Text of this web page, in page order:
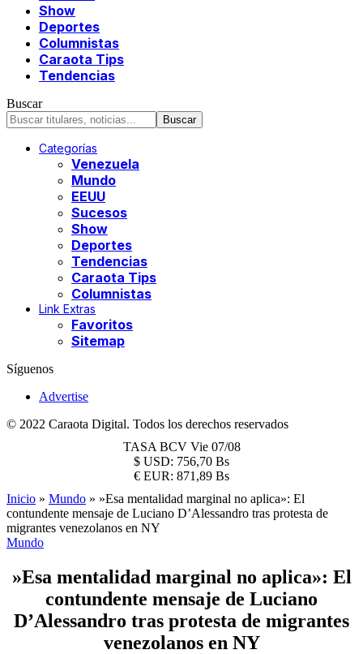
Show
Deportes
Columnistas
Caraota Tips
Tendencias
Buscar
Categorías
Venezuela
Mundo
EEUU
Sucesos
Show
Deportes
Tendencias
Caraota Tips
Columnistas
Link Extras
Favoritos
Sitemap
Síguenos
Advertise
© 2022 Caraota Digital. Todos los derechos reservados
TASA BCV Vie 07/08
$ USD: 756,70 Bs
€ EUR: 871,89 Bs
Inicio » Mundo » »Esa mentalidad marginal no aplica»: El
contundente mensaje de Luciano D’Alessandro tras protesta de
migrantes venezolanos en NY
Mundo
»Esa mentalidad marginal no aplica»: El
contundente mensaje de Luciano
D’Alessandro tras protesta de migrantes
venezolanos en NY